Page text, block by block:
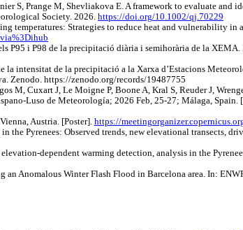
S, Prange M, Shevliakova E. A framework to evaluate and
Society. 2026. https://doi.org/10.1002/qj.70229
temperatures: Strategies to reduce heat and vulnerability in
P95 i P98 de la precipitació diària i semihorària de la
la intensitat de la precipitació a la Xarxa d’Estacions
Zenodo. https://zenodo.org/records/19487755
M, Cuxart J, Le Moigne P, Boone A, Kral S, Reuder J,
Luso de Meteorología; 2026 Feb, 25-27; Málaga, Spain.
Austria. [Poster]. https://
the Pyrenees: Observed trends, new elevational transects,
dependent warming detection, analysis in the
Anomalous Winter Flash Flood in Barcelona area. In: